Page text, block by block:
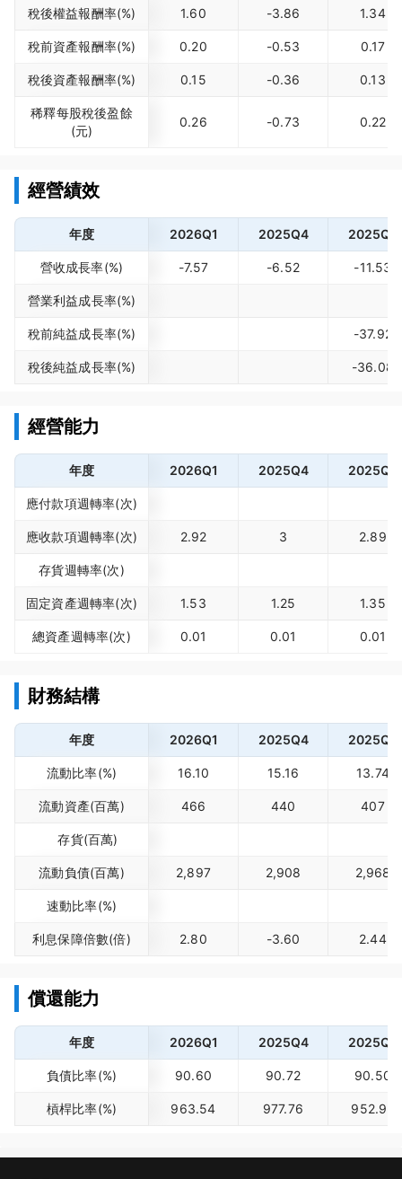
稅後權益報酬率(%) 1.60 -3.86 1.34
稅前資產報酬率(%) 0.20 -0.53 0.17
稅後資產報酬率(%) 0.15 -0.36 0.13
稀釋每股稅後盈餘
(元)
0.26 -0.73 0.22
經營績效
年度 2026Q1 2025Q4 2025Q3
營收成長率(%) -7.57 -6.52 -11.53
營業利益成長率(%)
稅前純益成長率(%) -37.92
稅後純益成長率(%) -36.08
經營能力
年度 2026Q1 2025Q4 2025Q3
應付款項週轉率(次)
應收款項週轉率(次) 2.92 3 2.89
存貨週轉率(次)
固定資產週轉率(次) 1.53 1.25 1.35
總資產週轉率(次) 0.01 0.01 0.01
財務結構
年度 2026Q1 2025Q4 2025Q3
流動比率(%) 16.10 15.16 13.74
流動資產(百萬) 466 440 407
存貨(百萬)
流動負債(百萬) 2,897 2,908 2,968
速動比率(%)
利息保障倍數(倍) 2.80 -3.60 2.44
償還能力
年度 2026Q1 2025Q4 2025Q3
負債比率(%) 90.60 90.72 90.50
槓桿比率(%) 963.54 977.76 952.92